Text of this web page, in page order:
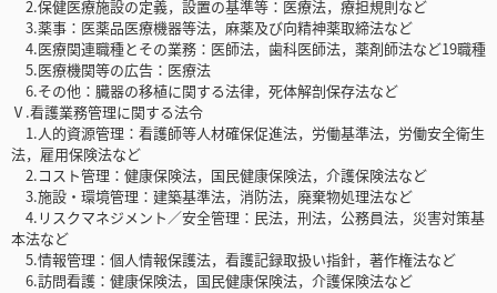
2.保健医療施設の定義，設置の基準等：医療法，療担規則など
3.薬事：医薬品医療機器等法，麻薬及び向精神薬取締法など
4.医療関連職種とその業務：医師法，歯科医師法，薬剤師法など19職種
5.医療機関等の広告：医療法
6.その他：臓器の移植に関する法律，死体解剖保存法など
Ⅴ.看護業務管理に関する法令
1.人的資源管理：看護師等人材確保促進法，労働基準法，労働安全衛生
法，雇用保険法など
2.コスト管理：健康保険法，国民健康保険法，介護保険法など
3.施設・環境管理：建築基準法，消防法，廃棄物処理法など
4.リスクマネジメント／安全管理：民法，刑法，公務員法，災害対策基
本法など
5.情報管理：個人情報保護法，看護記録取扱い指針，著作権法など
6.訪問看護：健康保険法，国民健康保険法，介護保険法など